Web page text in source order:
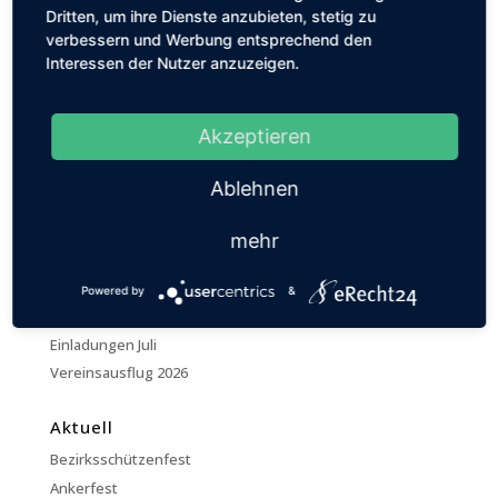
Didam. Das alle 5 Jahre stattfindende Fest der
Schützenvereine des Gelderlandes konnte rund 3000
Teilnehmer begrüßen. Beeindruckend war die gute
Beteiligung...
Neue Einladungen
Einladungen Juni, die zweite
Einladungen Juli
Vereinsausflug 2026
Aktuell
Bezirksschützenfest
Ankerfest
Dritten, um ihre Dienste anzubieten, stetig zu
verbessern und Werbung entsprechend den
Interessen der Nutzer anzuzeigen.
Akzeptieren
Ablehnen
mehr
Powered by &